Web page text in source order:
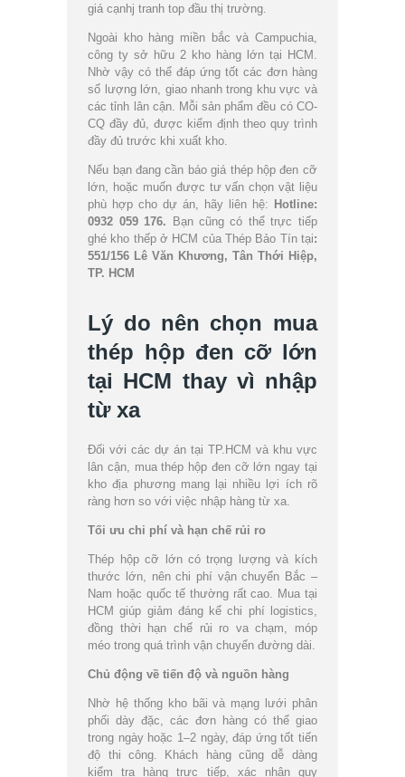
giá cạnhj tranh top đầu thị trường.
Ngoài kho hàng miền bắc và Campuchia,
công ty sở hữu 2 kho hàng lớn tại HCM.
Nhờ vậy có thể đáp ứng tốt các đơn hàng
số lượng lớn, giao nhanh trong khu vực và
các tỉnh lân cận. Mỗi sản phẩm đều có CO-
CQ đầy đủ, được kiểm định theo quy trình
đầy đủ trước khi xuất kho.
Nếu bạn đang cần báo giá thép hộp đen cỡ
lớn, hoặc muốn được tư vấn chọn vật liệu
phù hợp cho dự án, hãy liên hệ: Hotline:
0932 059 176. Bạn cũng có thể trực tiếp
ghé kho thếp ở HCM của Thép Bảo Tín tại:
551/156 Lê Văn Khương, Tân Thới Hiệp,
TP. HCM
Lý do nên chọn mua
thép hộp đen cỡ lớn
tại HCM thay vì nhập
từ xa
Đối với các dự án tại TP.HCM và khu vực
lân cận, mua thép hộp đen cỡ lớn ngay tại
kho địa phương mang lại nhiều lợi ích rõ
ràng hơn so với việc nhập hàng từ xa.
Tối ưu chi phí và hạn chế rủi ro
Thép hộp cỡ lớn có trọng lượng và kích
thước lớn, nên chi phí vận chuyển Bắc –
Nam hoặc quốc tế thường rất cao. Mua tại
HCM giúp giảm đáng kể chi phí logistics,
đồng thời hạn chế rủi ro va chạm, móp
méo trong quá trình vận chuyển đường dài.
Chủ động về tiến độ và nguồn hàng
Nhờ hệ thống kho bãi và mạng lưới phân
phối dày đặc, các đơn hàng có thể giao
trong ngày hoặc 1–2 ngày, đáp ứng tốt tiến
độ thi công. Khách hàng cũng dễ dàng
kiểm tra hàng trực tiếp, xác nhận quy